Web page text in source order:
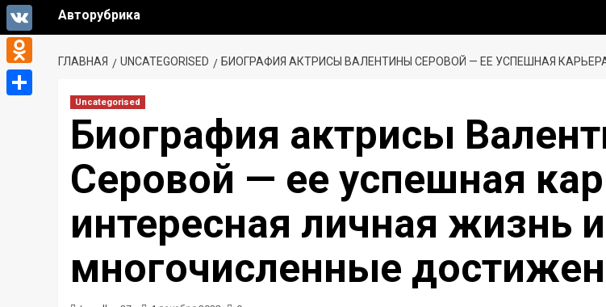
Авторубрика
ГЛАВНАЯ UNCATEGORISED БИОГРАФИЯ АКТРИСЫ ВАЛЕНТИНЫ СЕРОВОЙ — ЕЕ УСПЕШНАЯ
Uncategorised
Биография актрисы
Серовой — ее успешная
интересная личная жизнь и
многочисленные
Viber
VK
Odnoklassniki
Отправить